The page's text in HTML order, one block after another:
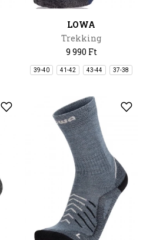
LOWA
Trekking
9 990 Ft
39-40 41-42 43-44 37-38